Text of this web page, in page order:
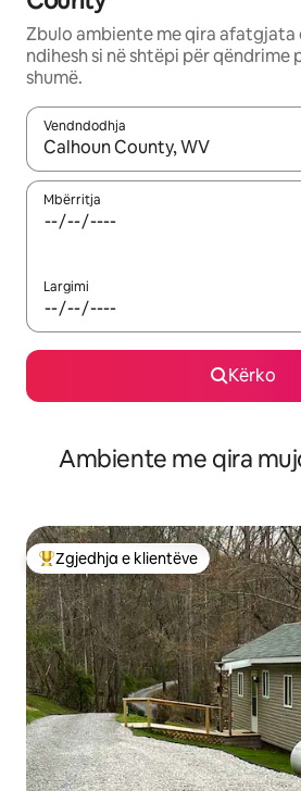
Zbulo ambiente me qira afatgjata
ndihesh si në shtëpi për qëndrime
shumë.
Vendndodhja
Kur rezultatet të jenë të
Mbërritja
Largimi
Kërko
Ambiente me qira
Më të mirat e zgjedhjeve të klientëve
Zgjedhja e klientëve